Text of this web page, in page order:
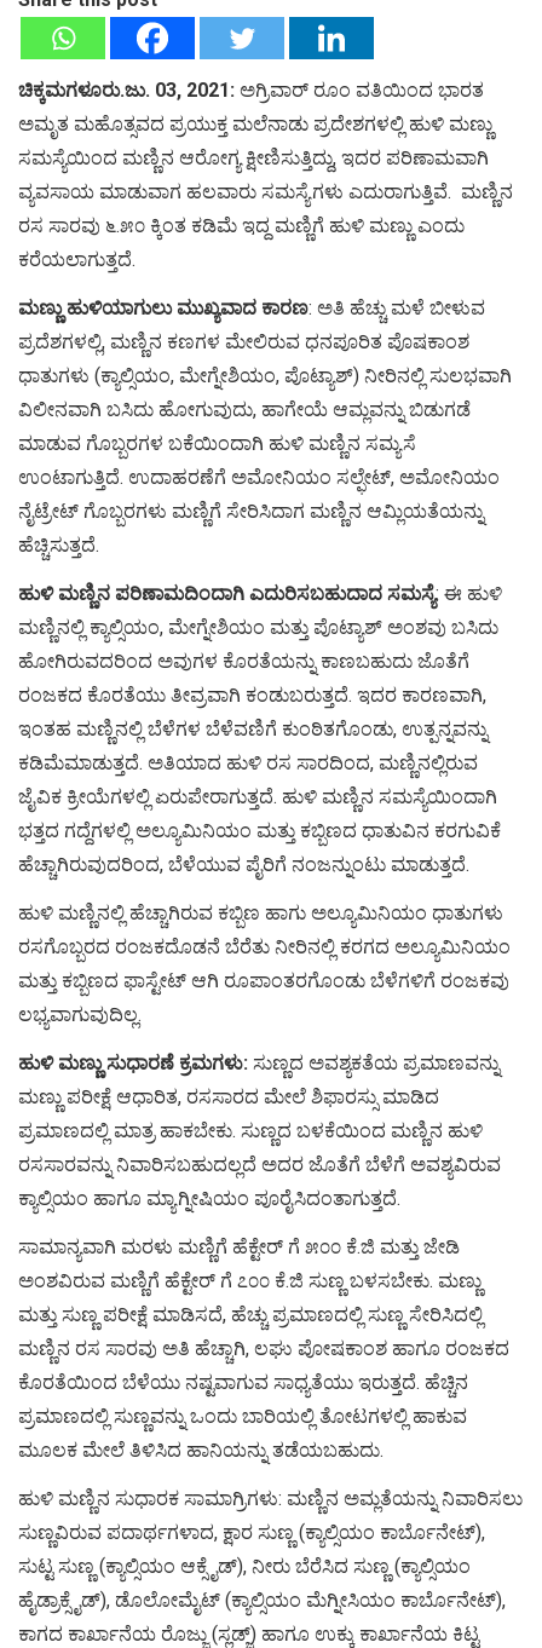
ಚಿಕ್ಕಮಗಳೂರು.ಜು. 03, 2021: ಅಗ್ರಿವಾರ್ ರೂಂ ವತಿಯಿಂದ ಭಾರತ
ಅಮೃತ ಮಹೊತ್ಸವದ ಪ್ರಯುಕ್ತ ಮಲೆನಾಡು ಪ್ರದೇಶಗಳಲ್ಲಿ ಹುಳಿ ಮಣ್ಣು
ಸಮಸ್ಯೆಯಿಂದ ಮಣ್ಣಿನ ಆರೋಗ್ಯ ಕ್ಷೀಣಿಸುತ್ತಿದ್ದು, ಇದರ ಪರಿಣಾಮವಾಗಿ
ವ್ಯವಸಾಯ ಮಾಡುವಾಗ ಹಲವಾರು ಸಮಸ್ಯೆಗಳು ಎದುರಾಗುತ್ತಿವೆ. ಮಣ್ಣಿನ
ರಸ ಸಾರವು ೬.೫೦ ಕ್ಕಿಂತ ಕಡಿಮೆ ಇದ್ದ ಮಣ್ಣಿಗೆ ಹುಳಿ ಮಣ್ಣು ಎಂದು
ಕರೆಯಲಾಗುತ್ತದೆ.
ಮಣ್ಣು ಹುಳಿಯಾಗುಲು ಮುಖ್ಯವಾದ ಕಾರಣ: ಅತಿ ಹೆಚ್ಚು ಮಳೆ ಬೀಳುವ
ಪ್ರದೆಶಗಳಲ್ಲಿ, ಮಣ್ಣಿನ ಕಣಗಳ ಮೇಲಿರುವ ಧನಪೂರಿತ ಪೊಷಕಾಂಶ
ಧಾತುಗಳು (ಕ್ಯಾಲ್ಸಿಯಂ, ಮೇಗ್ನೇಶಿಯಂ, ಪೊಟ್ಯಾಶ್) ನೀರಿನಲ್ಲಿ ಸುಲಭವಾಗಿ
ವಿಲೀನವಾಗಿ ಬಸಿದು ಹೋಗುವುದು, ಹಾಗೇಯೆ ಆಮ್ಲವನ್ನು ಬಿಡುಗಡೆ
ಮಾಡುವ ಗೊಬ್ಬರಗಳ ಬಕೆಯಿಂದಾಗಿ ಹುಳಿ ಮಣ್ಣಿನ ಸಮ್ಯಸೆ
ಉಂಟಾಗುತ್ತಿದೆ. ಉದಾಹರಣೆಗೆ ಅಮೋನಿಯಂ ಸಲ್ಫೇಟ್, ಅಮೋನಿಯಂ
ನೈಟ್ರೇಟ್ ಗೊಬ್ಬರಗಳು ಮಣ್ಣಿಗೆ ಸೇರಿಸಿದಾಗ ಮಣ್ಣಿನ ಆಮ್ಲಿಯತೆಯನ್ನು
ಹೆಚ್ಚಿಸುತ್ತದೆ.
ಹುಳಿ ಮಣ್ಣಿನ ಪರಿಣಾಮದಿಂದಾಗಿ ಎದುರಿಸಬಹುದಾದ ಸಮಸ್ಯೆ: ಈ ಹುಳಿ
ಮಣ್ಣಿನಲ್ಲಿ ಕ್ಯಾಲ್ಸಿಯಂ, ಮೇಗ್ನೇಶಿಯಂ ಮತ್ತು ಪೊಟ್ಯಾಶ್ ಅಂಶವು ಬಸಿದು
ಹೋಗಿರುವದರಿಂದ ಅವುಗಳ ಕೊರತೆಯನ್ನು ಕಾಣಬಹುದು ಜೊತೆಗೆ
ರಂಜಕದ ಕೊರತೆಯು ತೀವ್ರವಾಗಿ ಕಂಡುಬರುತ್ತದೆ. ಇದರ ಕಾರಣವಾಗಿ,
ಇಂತಹ ಮಣ್ಣಿನಲ್ಲಿ ಬೆಳೆಗಳ ಬೆಳೆವಣಿಗೆ ಕುಂಠಿತಗೊಂಡು, ಉತ್ಪನ್ನವನ್ನು
ಕಡಿಮೆಮಾಡುತ್ತದೆ. ಅತಿಯಾದ ಹುಳಿ ರಸ ಸಾರದಿಂದ, ಮಣ್ಣಿನಲ್ಲಿರುವ
ಜೈವಿಕ ಕ್ರೀಯೆಗಳಲ್ಲಿ ಏರುಪೇರಾಗುತ್ತದೆ. ಹುಳಿ ಮಣ್ಣಿನ ಸಮಸ್ಯೆಯಿಂದಾಗಿ
ಭತ್ತದ ಗದ್ದೆಗಳಲ್ಲಿ ಅಲ್ಯೂಮಿನಿಯಂ ಮತ್ತು ಕಬ್ಬಿಣದ ಧಾತುವಿನ ಕರಗುವಿಕೆ
ಹೆಚ್ಚಾಗಿರುವುದರಿಂದ, ಬೆಳೆಯುವ ಪೈರಿಗೆ ನಂಜನ್ನುಂಟು ಮಾಡುತ್ತದೆ.
ಹುಳಿ ಮಣ್ಣಿನಲ್ಲಿ ಹೆಚ್ಚಾಗಿರುವ ಕಬ್ಬಿಣ ಹಾಗು ಅಲ್ಯೂಮಿನಿಯಂ ಧಾತುಗಳು
ರಸಗೊಬ್ಬರದ ರಂಜಕದೊಡನೆ ಬೆರೆತು ನೀರಿನಲ್ಲಿ ಕರಗದ ಅಲ್ಯೂಮಿನಿಯಂ
ಮತ್ತು ಕಬ್ಬಿಣದ ಫಾಸ್ಟೇಟ್ ಆಗಿ ರೂಪಾಂತರಗೊಂಡು ಬೆಳೆಗಳಿಗೆ ರಂಜಕವು
ಲಭ್ಯವಾಗುವುದಿಲ್ಲ.
ಹುಳಿ ಮಣ್ಣು ಸುಧಾರಣೆ ಕ್ರಮಗಳು: ಸುಣ್ಣದ ಅವಶ್ಯಕತೆಯ ಪ್ರಮಾಣವನ್ನು
ಮಣ್ಣು ಪರೀಕ್ಷೆ ಆಧಾರಿತ, ರಸಸಾರದ ಮೇಲೆ ಶಿಫಾರಸ್ಸು ಮಾಡಿದ
ಪ್ರಮಾಣದಲ್ಲಿ ಮಾತ್ರ ಹಾಕಬೇಕು. ಸುಣ್ಣದ ಬಳಕೆಯಿಂದ ಮಣ್ಣಿನ ಹುಳಿ
ರಸಸಾರವನ್ನು ನಿವಾರಿಸಬಹುದಲ್ಲದೆ ಅದರ ಜೊತೆಗೆ ಬೆಳೆಗೆ ಅವಶ್ಯವಿರುವ
ಕ್ಯಾಲ್ಸಿಯಂ ಹಾಗೂ ಮ್ಯಾಗ್ನೀಷಿಯಂ ಪೂರೈಸಿದಂತಾಗುತ್ತದೆ.
ಸಾಮಾನ್ಯವಾಗಿ ಮರಳು ಮಣ್ಣಿಗೆ ಹೆಕ್ಟೇರ್ ಗೆ ೫೦೦ ಕೆ.ಜಿ ಮತ್ತು ಜೇಡಿ
ಅಂಶವಿರುವ ಮಣ್ಣಿಗೆ ಹೆಕ್ಟೇರ್ ಗೆ ೭೦೦ ಕೆ.ಜಿ ಸುಣ್ಣ ಬಳಸಬೇಕು. ಮಣ್ಣು
ಮತ್ತು ಸುಣ್ಣ ಪರೀಕ್ಷೆ ಮಾಡಿಸದೆ, ಹೆಚ್ಚು ಪ್ರಮಾಣದಲ್ಲಿ ಸುಣ್ಣ ಸೇರಿಸಿದಲ್ಲಿ
ಮಣ್ಣಿನ ರಸ ಸಾರವು ಅತಿ ಹೆಚ್ಚಾಗಿ, ಲಘು ಪೋಷಕಾಂಶ ಹಾಗೂ ರಂಜಕದ
ಕೊರತೆಯಿಂದ ಬೆಳೆಯು ನಷ್ಟವಾಗುವ ಸಾಧ್ಯತೆಯು ಇರುತ್ತದೆ. ಹೆಚ್ಚಿನ
ಪ್ರಮಾಣದಲ್ಲಿ ಸುಣ್ಣವನ್ನು ಒಂದು ಬಾರಿಯಲ್ಲಿ ತೋಟಗಳಲ್ಲಿ ಹಾಕುವ
ಮೂಲಕ ಮೇಲೆ ತಿಳಿಸಿದ ಹಾನಿಯನ್ನು ತಡೆಯಬಹುದು.
ಹುಳಿ ಮಣ್ಣಿನ ಸುಧಾರಕ ಸಾಮಾಗ್ರಿಗಳು: ಮಣ್ಣಿನ ಅಮ್ಲತೆಯನ್ನು ನಿವಾರಿಸಲು
ಸುಣ್ಣವಿರುವ ಪದಾರ್ಥಗಳಾದ, ಕ್ಷಾರ ಸುಣ್ಣ (ಕ್ಯಾಲ್ಸಿಯಂ ಕಾರ್ಬೊನೇಟ್),
ಸುಟ್ಟ ಸುಣ್ಣ (ಕ್ಯಾಲ್ಸಿಯಂ ಆಕ್ಸೈಡ್), ನೀರು ಬೆರೆಸಿದ ಸುಣ್ಣ (ಕ್ಯಾಲ್ಸಿಯಂ
ಹೈಡ್ರಾಕ್ಸೈಡ್), ಡೊಲೋಮೈಟ್ (ಕ್ಯಾಲ್ಸಿಯಂ ಮೆಗ್ನೀಸಿಯಂ ಕಾರ್ಬೊನೇಟ್),
ಕಾಗದ ಕಾರ್ಖಾನೆಯ ರೊಜ್ಜು (ಸ್ಲಡ್ಜ್) ಹಾಗೂ ಉಕ್ಕು ಕಾರ್ಖಾನೆಯ ಕಿಟ್ಟ